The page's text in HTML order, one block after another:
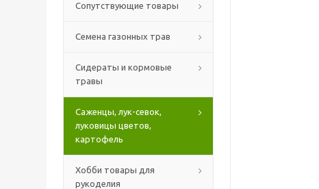
Сопутствующие товары
Семена газонных трав
Сидераты и кормовые
травы
Саженцы, лук-севок,
луковицы цветов,
картофель
Хобби товары для
рукоделия